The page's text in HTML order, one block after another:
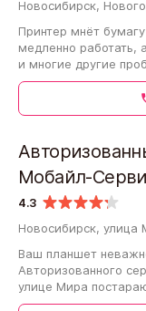
Новосибирск,
Принтер мнёт
медленно работать,
и многие другие
могут решить в
4.3
Мобайл-
Новосибирск, улица
Ваш планшет
Авторизованного
улице Мира
обращаются с